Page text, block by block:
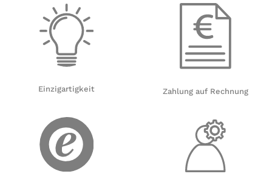
Einzigartigkeit Zahlung auf Rechnung